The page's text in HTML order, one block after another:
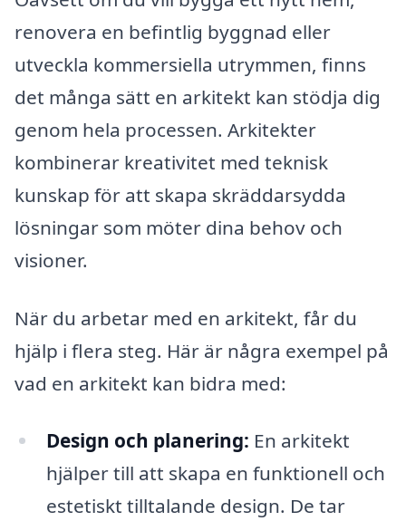
renovera en befintlig byggnad eller
utveckla kommersiella utrymmen, finns
det många sätt en arkitekt kan stödja dig
genom hela processen. Arkitekter
kombinerar kreativitet med teknisk
kunskap för att skapa skräddarsydda
lösningar som möter dina behov och
visioner.
När du arbetar med en arkitekt, får du
hjälp i flera steg. Här är några exempel på
vad en arkitekt kan bidra med:
Design och planering: En arkitekt
hjälper till att skapa en funktionell och
estetiskt tilltalande design. De tar